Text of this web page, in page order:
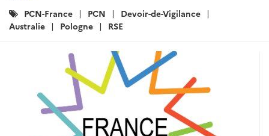
Catégories
:
PCN-France PCN
Devoir-de-Vigilance
Australie
Pologne RSE